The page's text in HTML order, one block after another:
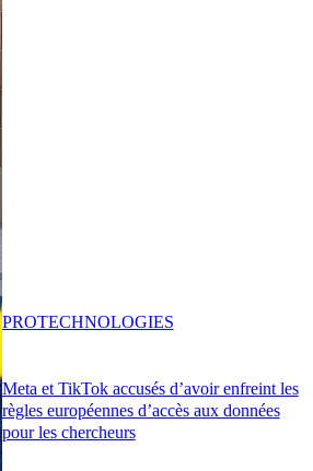
Meta et TikTok accusés d’avoir enfreint les
règles européennes d’accès aux données
pour les chercheurs
PROTECHNOLOGIES